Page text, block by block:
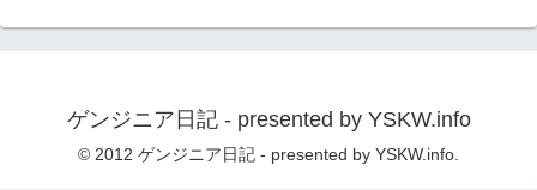
ゲンジニア日記 - presented by YSKW.info
© 2012 ゲンジニア日記 - presented by YSKW.info.